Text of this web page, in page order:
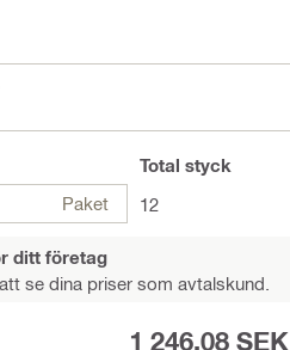
Paket
Total styck
12
ditt företag
se dina priser som avtalskund.
1 246,08 SEK